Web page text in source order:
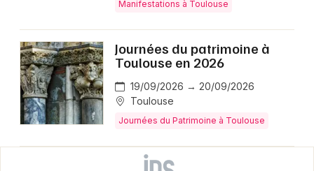
Manifestations à Toulouse
Journées du patrimoine à
Toulouse en 2026
19/09/2026 → 20/09/2026
Toulouse
Journées du Patrimoine à Toulouse